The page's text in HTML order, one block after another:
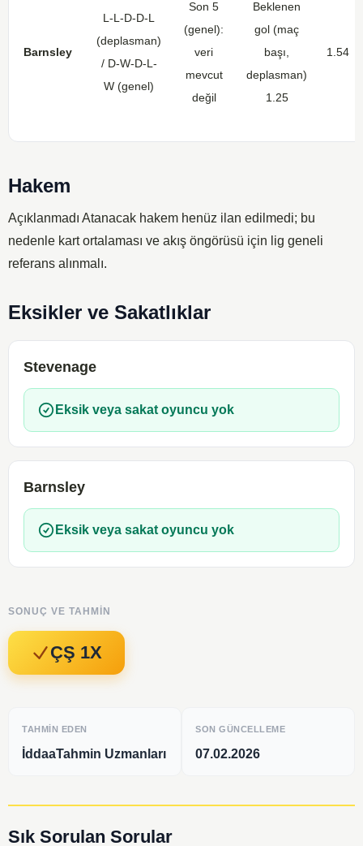
Barnsley
L-L-D-D-L
(deplasman)
/ D-W-D-L-
W (genel)
Son 5
(genel):
veri
mevcut
değil
Beklenen
gol (maç
başı,
deplasman)
1.25
1.54
Hakem
Açıklanmadı Atanacak hakem henüz ilan edilmedi; bu
nedenle kart ortalaması ve akış öngörüsü için lig geneli
referans alınmalı.
Eksikler ve Sakatlıklar
Stevenage
Eksik veya sakat oyuncu yok
Barnsley
Eksik veya sakat oyuncu yok
SONUÇ VE TAHMIN
ÇŞ 1X
TAHMIN EDEN
İddaaTahmin Uzmanları
SON GÜNCELLEME
07.02.2026
Sık Sorulan Sorular